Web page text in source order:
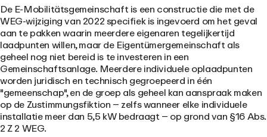
De E-Mobilitätsgemeinschaft is een constructie die met de
WEG-wijziging van 2022 specifiek is ingevoerd om het geval
aan te pakken waarin meerdere eigenaren tegelijkertijd
laadpunten willen, maar de Eigentümergemeinschaft als
geheel nog niet bereid is te investeren in een
Gemeinschaftsanlage. Meerdere individuele oplaadpunten
worden juridisch en technisch gegroepeerd in één
"gemeenschap", en de groep als geheel kan aanspraak maken
op de Zustimmungsfiktion – zelfs wanneer elke individuele
installatie meer dan 5,5 kW bedraagt – op grond van §16 Abs.
2 Z 2 WEG.